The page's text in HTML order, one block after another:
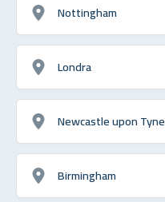
Nottingham
Londra
Newcastle upon Tyne
Birmingham